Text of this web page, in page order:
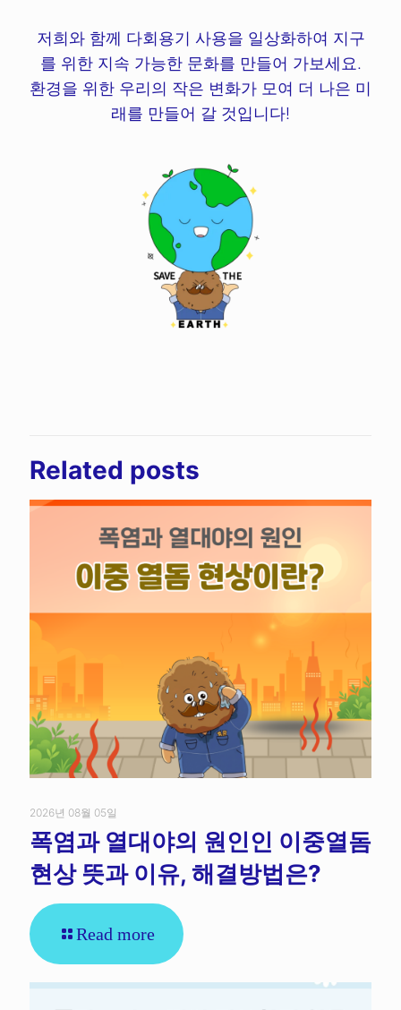
저희와 함께 다회용기 사용을 일상화하여 지구
를 위한 지속 가능한 문화를 만들어 가보세요.
환경을 위한 우리의 작은 변화가 모여 더 나은 미
래를 만들어 갈 것입니다!
Related posts
2026년 08월 05일
폭염과 열대야의 원인인 이중열돔
현상 뜻과 이유, 해결방법은?
Read more